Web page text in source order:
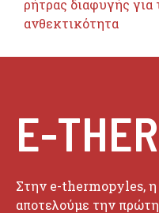
ρήτρας διαφυγής για
ανθεκτικότητα
E-
Στην e-thermopyles, η
αποτελούμε την